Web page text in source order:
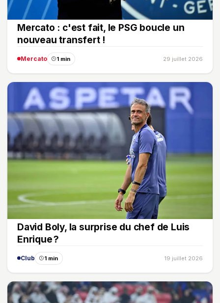
Mercato : c'est fait, le PSG boucle un
nouveau transfert !
Mercato 1 min 29 juillet 2026
David Boly, la surprise du chef de Luis
Enrique ?
Club 1 min 19 juillet 2026